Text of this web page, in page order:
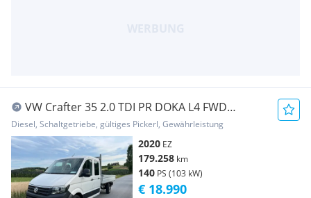
VW Crafter 35 2.0 TDI PR DOKA L4 FWD
Pritsche
Diesel, Schaltgetriebe, gültiges Pickerl, Gewährleistung
2020 EZ
179.258 km
140 PS (103 kW)
€ 18.990